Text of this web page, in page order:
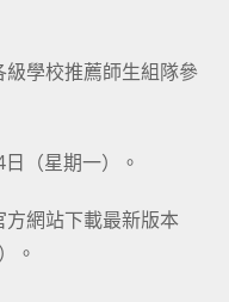
學校推薦師生組隊參
（星期一）。
網站下載最新版本
。